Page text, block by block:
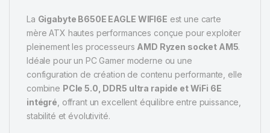
La Gigabyte B650E EAGLE WIFI6E est une carte
mère ATX hautes performances conçue pour exploiter
pleinement les processeurs AMD Ryzen socket AM5.
Idéale pour un PC Gamer moderne ou une
configuration de création de contenu performante, elle
combine PCIe 5.0, DDR5 ultra rapide et WiFi 6E
intégré , offrant un excellent équilibre entre puissance,
stabilité et évolutivité.